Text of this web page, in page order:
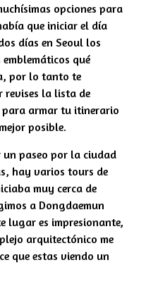
opciones para
que iniciar el día
días en Seoul los
qué
por lo tanto te
revises la lista de
para armar tu itinerario
posible.
paseo por la ciudad
, hay varios tours de
muy cerca de
a Dongdaemun
lugar es impresionante,
arquitectónico me
que estas viendo un